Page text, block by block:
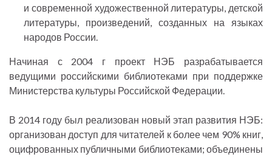
и современной художественной литературы, детской
литературы, произведений, созданных на языках
народов России.
Начиная с 2004 г проект НЭБ разрабатывается
ведущими российскими библиотеками при поддержке
Министерства культуры Российской Федерации.
В 2014 году был реализован новый этап развития НЭБ:
организован доступ для читателей к более чем 90% книг,
оцифрованных публичными библиотеками; объединены